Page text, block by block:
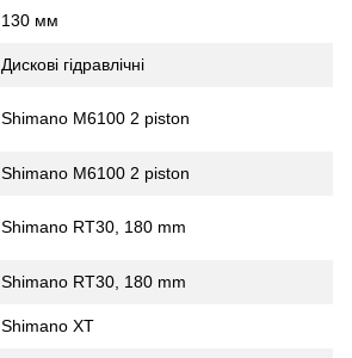
130 мм
Дискові гідравлічні
Shimano M6100 2 piston
Shimano M6100 2 piston
Shimano RT30, 180 mm
Shimano RT30, 180 mm
Shimano XT